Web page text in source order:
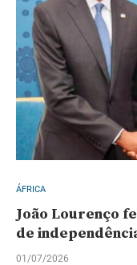
ÁFRICA
João Lourenço
de
01/07/2026